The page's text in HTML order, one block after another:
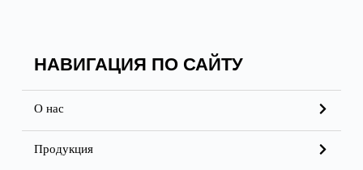
НАВИГАЦИЯ ПО САЙТУ
О нас
Продукция